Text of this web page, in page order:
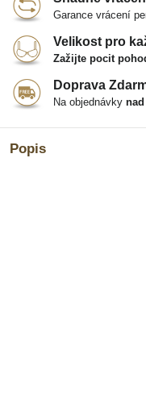
Popis
Garance vrácení
Velikost pro
Zažijte pocit
Doprava
Na objednávky nad